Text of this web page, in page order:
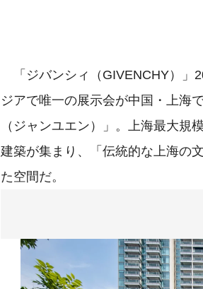
「ジバンシィ（GIVENCHY）」
ジアで唯一の展示会が中国・上海
（ジャンユエン）」。上海最大規
建築が集まり、「伝統的な上海の
た空間だ。